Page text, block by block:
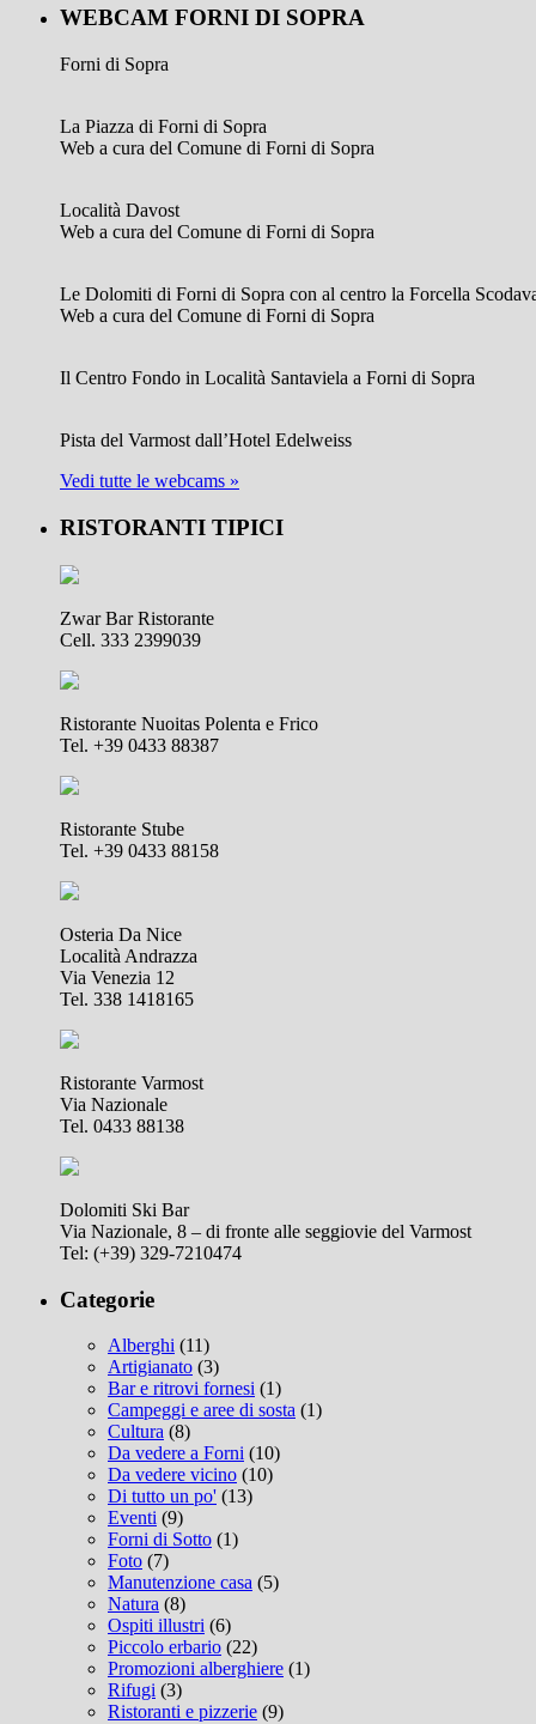
WEBCAM FORNI DI SOPRA
Forni di Sopra
La Piazza di Forni di Sopra
Web a cura del Comune di Forni di Sopra
Località Davost
Web a cura del Comune di Forni di Sopra
Le Dolomiti di Forni di Sopra con al centro la Forcella
Web a cura del Comune di Forni di Sopra
Il Centro Fondo in Località Santaviela a Forni di Sopra
Pista del Varmost dall’Hotel Edelweiss
Vedi tutte le webcams »
RISTORANTI TIPICI
Zwar Bar Ristorante
Cell. 333 2399039
Ristorante Nuoitas Polenta e Frico
Tel. +39 0433 88387
Ristorante Stube
Tel. +39 0433 88158
Osteria Da Nice
Località Andrazza
Via Venezia 12
Tel. 338 1418165
Ristorante Varmost
Via Nazionale
Tel. 0433 88138
Dolomiti Ski Bar
Via Nazionale, 8 – di fronte alle seggiovie del Varmost
Tel: (+39) 329-7210474
Categorie
Alberghi (11)
Artigianato (3)
Bar e ritrovi fornesi (1)
Campeggi e aree di sosta (1)
Cultura (8)
Da vedere a Forni (10)
Da vedere vicino (10)
Di tutto un po' (13)
Eventi (9)
Forni di Sotto (1)
Foto (7)
Manutenzione casa (5)
Natura (8)
Ospiti illustri (6)
Piccolo erbario (22)
Promozioni alberghiere (1)
Rifugi (3)
Ristoranti e pizzerie (9)